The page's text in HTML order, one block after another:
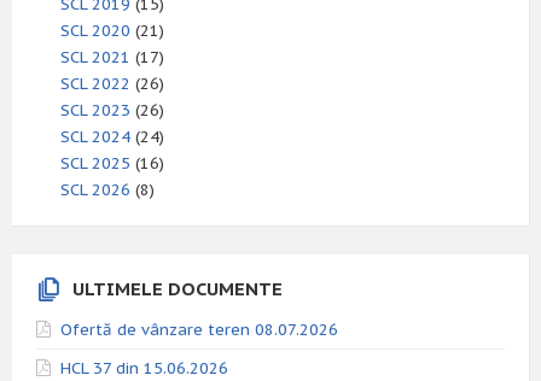
SCL 2019 (15)
SCL 2020 (21)
SCL 2021 (17)
SCL 2022 (26)
SCL 2023 (26)
SCL 2024 (24)
SCL 2025 (16)
SCL 2026 (8)
ULTIMELE DOCUMENTE
Ofertă de vânzare teren 08.07.2026
HCL 37 din 15.06.2026